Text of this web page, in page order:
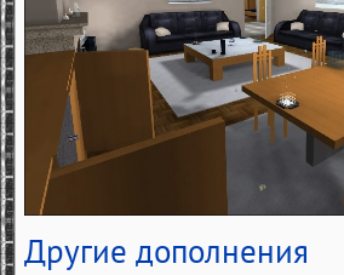
Другие дополнения